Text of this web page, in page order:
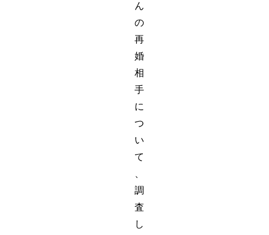
ん
の
再
婚
相
手
に
つ
い
て
調
査
し